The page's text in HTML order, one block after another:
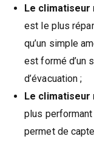
Le climatiseur
est le plus
qu’un simple
est formé d’un
d’évacuation ;
Le climatiseur
plus
permet de